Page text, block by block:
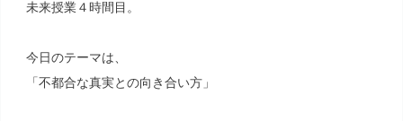
未来授業４時間目。
今日のテーマは、
「不都合な真実との向き合い方」